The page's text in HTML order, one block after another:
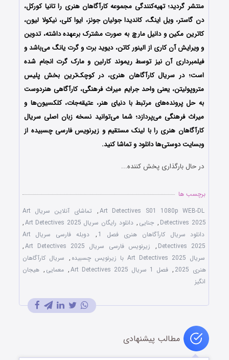
منتشر گردید؛ تهیه‌کنندگی مجموعه کارآگاهان هنری راتانیا کورکل،
دن گاستر، ویل اینگ، کاندیدا جولیان جونز، ایوا کلی، نیکولا لیون،
کاترین مکین و دانیل مارچ به صورت مشترک برعهده داشته، تدوین
و ویرایش آن کاری از الینور کاتن، دیوید برت و گرت یانگ می‌باشد و
فیلمبرداری آن نیز توسطریموند کارلین و مارک گرت انجام شده
است؛در سریال کارآگاهان هنری، در کوچک‌ترین بخش پلیس
متروپولیتن، یعنی واحد جرایم میراث فرهنگی، کارآگاهی هنردوست
به حل پرونده‌های مرتبط با دنیای هنر، عتیقه‌جات، کلکسیون‌ها و
میراث فرهنگی می‌پردازد؛شما می‌توانید نسخه زبان اصلی سریال
کارآگاهان هنری را با لینک مستقیم و زیرنویس فارسی چسبیده از
وبسایت دوستی‌ها دانلود و تماشا کنید.
در حال بارگذاری پخش کننده...
برچسب ها
Art Detectives S01 1080p WEB-DL
,
تماشای آنلاین سریال Art
Detectives 2025
, جنایی , دانلود رایگان سریال Art Detectives 2025
,
دانلود سریال کارآگاهان هنری فصل 1
,
دوبله فارسی سریال Art
Detectives 2025
, زیرنویس فارسی سریال Art Detectives 2025
,
سریال Art Detectives 2025 با زیرنویس چسبیده
, سریال کارآگاهان
هنری 2025
, فصل 1 سریال Art Detectives 2025 , معمایی , هیجان
انگیز
مطالب پیشنهادی